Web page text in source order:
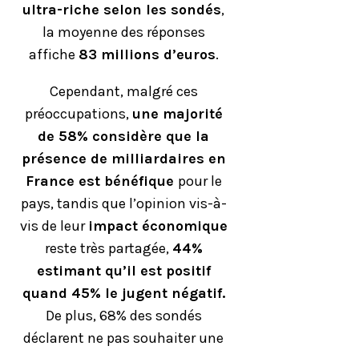
ultra-riche selon les sondés,
la moyenne des réponses
affiche 83 millions d’euros.
Cependant, malgré ces
préoccupations, une majorité
de 58% considère que la
présence de milliardaires en
France est bénéfique pour le
pays, tandis que l’opinion vis-à-
vis de leur impact économique
reste très partagée, 44%
estimant qu’il est positif
quand 45% le jugent négatif.
De plus, 68% des sondés
déclarent ne pas souhaiter une